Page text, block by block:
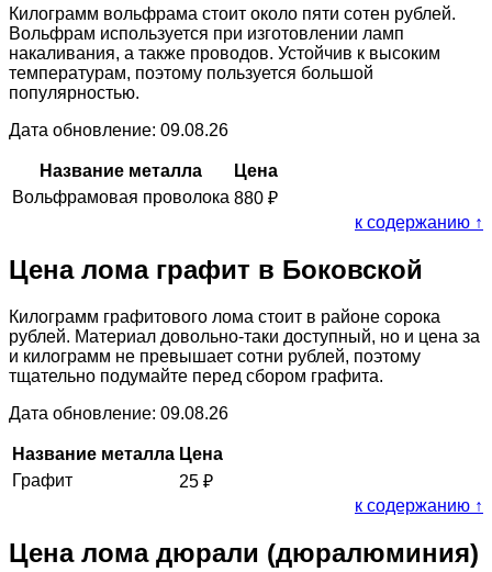
Килограмм вольфрама стоит около пяти сотен рублей.
Вольфрам используется при изготовлении ламп
накаливания, а также проводов. Устойчив к высоким
температурам, поэтому пользуется большой
популярностью.
Дата обновление: 09.08.26
Название металла
Цена
Вольфрамовая проволока 880 ₽
к содержанию ↑
Цена лома графит в Боковской
Килограмм графитового лома стоит в районе сорока
рублей. Материал довольно-таки доступный, но и цена за
и килограмм не превышает сотни рублей, поэтому
тщательно подумайте перед сбором графита.
Дата обновление: 09.08.26
Название металла Цена
Графит
25 ₽
к содержанию ↑
Цена лома дюрали (дюралюминия)